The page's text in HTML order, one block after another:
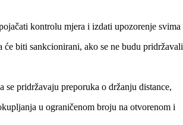
kontrolu mjera i izdati upozorenje svima
biti sankcionirani, ako se ne budu pridržavali
se pridržavaju preporuka o držanju distance,
u ograničenom broju na otvorenom i